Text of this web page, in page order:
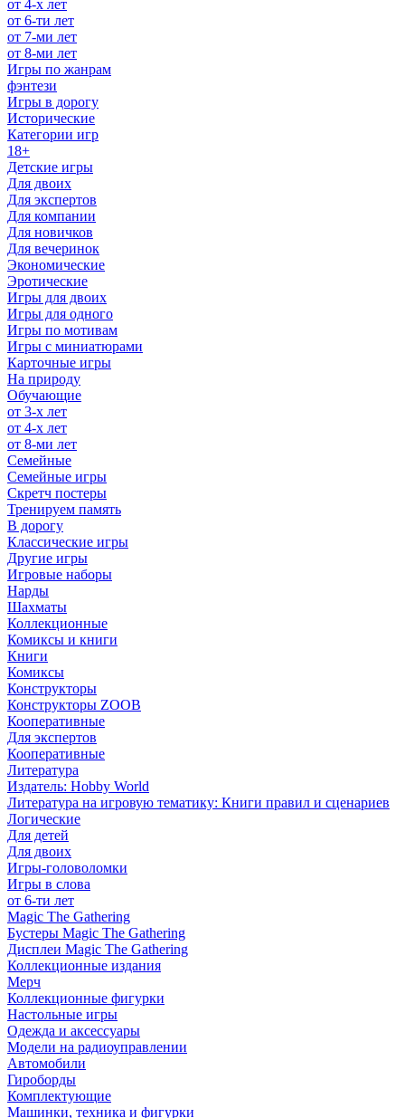
от 4-х лет
от 6-ти лет
от 7-ми лет
от 8-ми лет
Игры по жанрам
фэнтези
Игры в дорогу
Исторические
Категории игр
18+
Детские игры
Для двоих
Для экспертов
Для компании
Для новичков
Для вечеринок
Экономические
Эротические
Игры для двоих
Игры для одного
Игры по мотивам
Игры с миниатюрами
Карточные игры
На природу
Обучающие
от 3-х лет
от 4-х лет
от 8-ми лет
Семейные
Семейные игры
Скретч постеры
Тренируем память
В дорогу
Классические игры
Другие игры
Игровые наборы
Нарды
Шахматы
Коллекционные
Комиксы и книги
Книги
Комиксы
Конструкторы
Конструкторы ZOOB
Кооперативные
Для экспертов
Кооперативные
Литература
Издатель: Hobby World
Литература на игровую тематику: Книги правил и сценариев
Логические
Для детей
Для двоих
Игры-головоломки
Игры в слова
от 6-ти лет
Magic The Gathering
Бустеры Magic The Gathering
Дисплеи Magic The Gathering
Коллекционные издания
Мерч
Коллекционные фигурки
Настольные игры
Одежда и аксессуары
Модели на радиоуправлении
Автомобили
Гироборды
Комплектующие
Машинки, техника и фигурки